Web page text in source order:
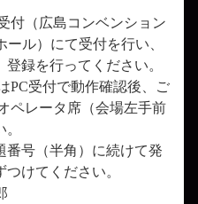
付（広島コンベンション
ル）にて受付を行い、
録を行ってください。
PC受付で動作確認後、ご
ペレータ席（会場左手前
番号（半角）に続けて発
けてください。